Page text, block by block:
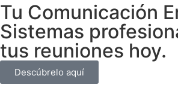
Tu Comunicación
Sistemas
tus reuniones hoy.
Descúbrelo aquí